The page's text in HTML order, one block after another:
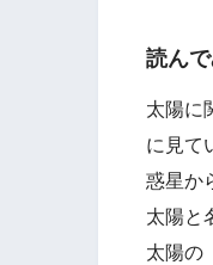
読ん
太陽に
に見て
惑星か
太陽と
太陽の